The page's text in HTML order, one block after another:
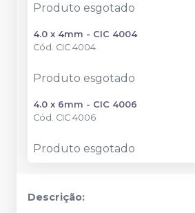
Produto esgotado
4.0 x 4mm - CIC 4004
Cód. CIC 4004
Produto esgotado
4.0 x 6mm - CIC 4006
Cód. CIC 4006
Produto esgotado
Descrição: